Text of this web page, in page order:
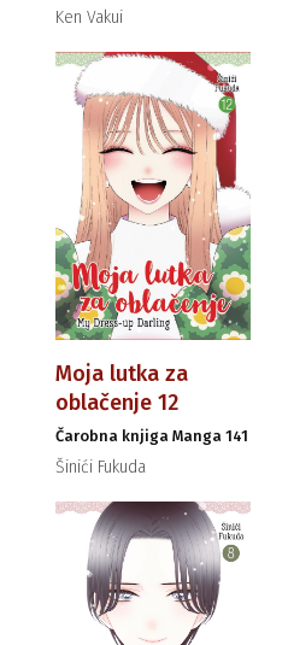
Ken Vakui
Moja lutka za
oblačenje 12
Čarobna knjiga Manga 141
Šinići Fukuda